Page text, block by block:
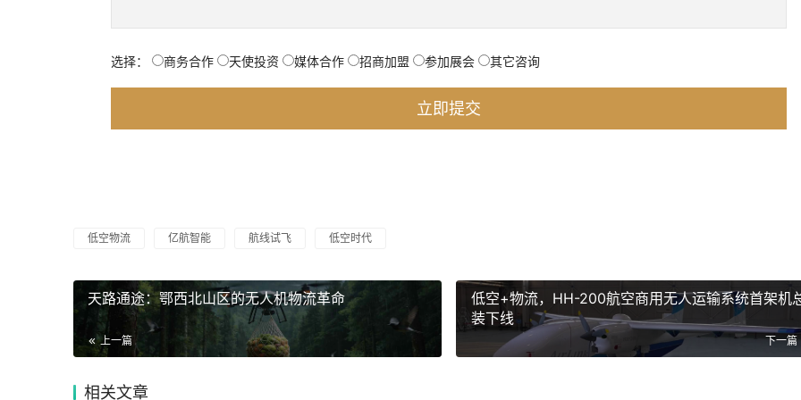
选择： 商务合作 天使投资 媒体合作 招商加盟 参加展会 其它咨询
低空物流 亿航智能 航线试飞 低空时代
天路通途：鄂西北山区的无人机物流革命
上一篇
低空+物流，HH-200航空商用无人运输系统首架机
装下线
下一篇
相关文章